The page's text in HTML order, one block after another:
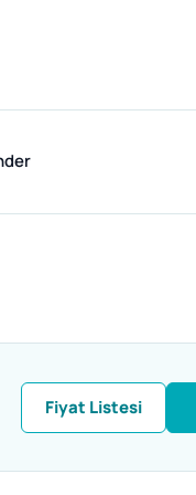
Fiyat Listesi